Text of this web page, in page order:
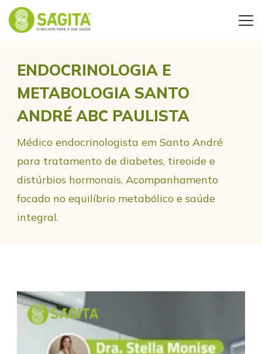
ENDOCRINOLOGIA E
METABOLOGIA SANTO
ANDRÉ ABC PAULISTA
Médico endocrinologista em Santo André
para tratamento de diabetes, tireoide e
distúrbios hormonais. Acompanhamento
focado no equilíbrio metabólico e saúde
integral.